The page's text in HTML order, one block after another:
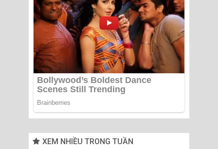
XEM NHIỀU TRONG TUẦN